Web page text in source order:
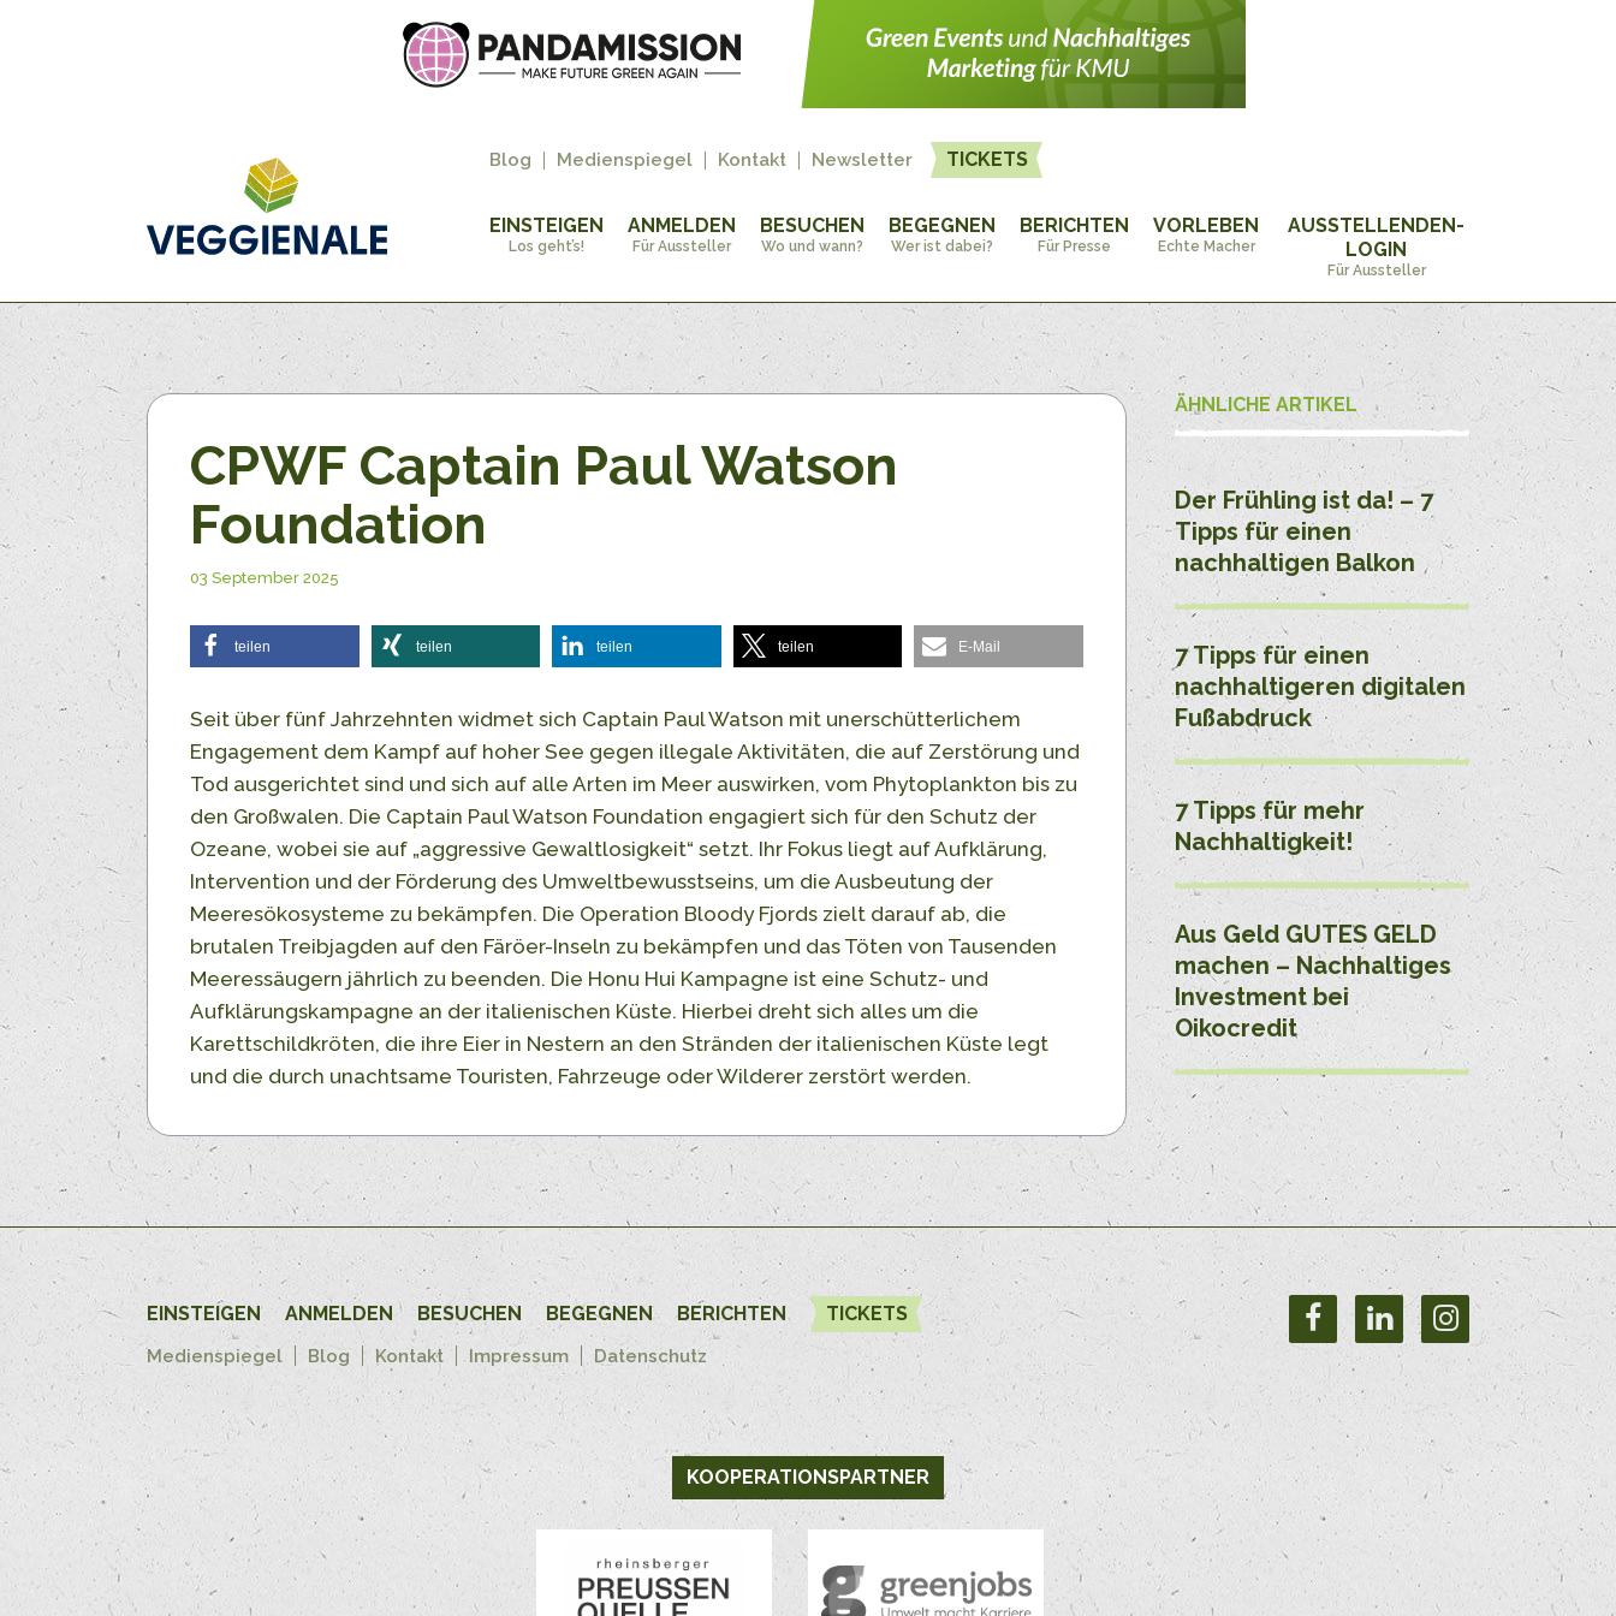
Blog Medienspiegel Kontakt Newsletter TICKETS
EINSTEIGEN
Los geht’s!
ANMELDEN
Für Aussteller
BESUCHEN
Wo und wann?
BEGEGNEN
Wer ist dabei?
BERICHTEN
Für Presse
VORLEBEN
Echte Macher
AUSSTELLENDEN-
LOGIN
Für Aussteller
CPWF Captain Paul Watson
Foundation
03 September 2025
teilen teilen teilen teilen E-Mail
Seit über fünf Jahrzehnten widmet sich Captain Paul Watson mit unerschütterlichem
Engagement dem Kampf auf hoher See gegen illegale Aktivitäten, die auf Zerstörung und
Tod ausgerichtet sind und sich auf alle Arten im Meer auswirken, vom Phytoplankton bis zu
den Großwalen. Die Captain Paul Watson Foundation engagiert sich für den Schutz der
Ozeane, wobei sie auf „aggressive Gewaltlosigkeit“ setzt. Ihr Fokus liegt auf Aufklärung,
Intervention und der Förderung des Umweltbewusstseins, um die Ausbeutung der
Meeresökosysteme zu bekämpfen. Die Operation Bloody Fjords zielt darauf ab, die
brutalen Treibjagden auf den Färöer-Inseln zu bekämpfen und das Töten von Tausenden
Meeressäugern jährlich zu beenden. Die Honu Hui Kampagne ist eine Schutz- und
Aufklärungskampagne an der italienischen Küste. Hierbei dreht sich alles um die
Karettschildkröten, die ihre Eier in Nestern an den Stränden der italienischen Küste legt
und die durch unachtsame Touristen, Fahrzeuge oder Wilderer zerstört werden.
ÄHNLICHE ARTIKEL
Der Frühling ist da! – 7
Tipps für einen
nachhaltigen Balkon
7 Tipps für einen
nachhaltigeren digitalen
Fußabdruck
7 Tipps für mehr
Nachhaltigkeit!
Aus Geld GUTES GELD
machen – Nachhaltiges
Investment bei
Oikocredit
EINSTEIGEN ANMELDEN BESUCHEN BEGEGNEN BERICHTEN TICKETS
Medienspiegel Blog Kontakt Impressum Datenschutz
KOOPERATIONSPARTNER